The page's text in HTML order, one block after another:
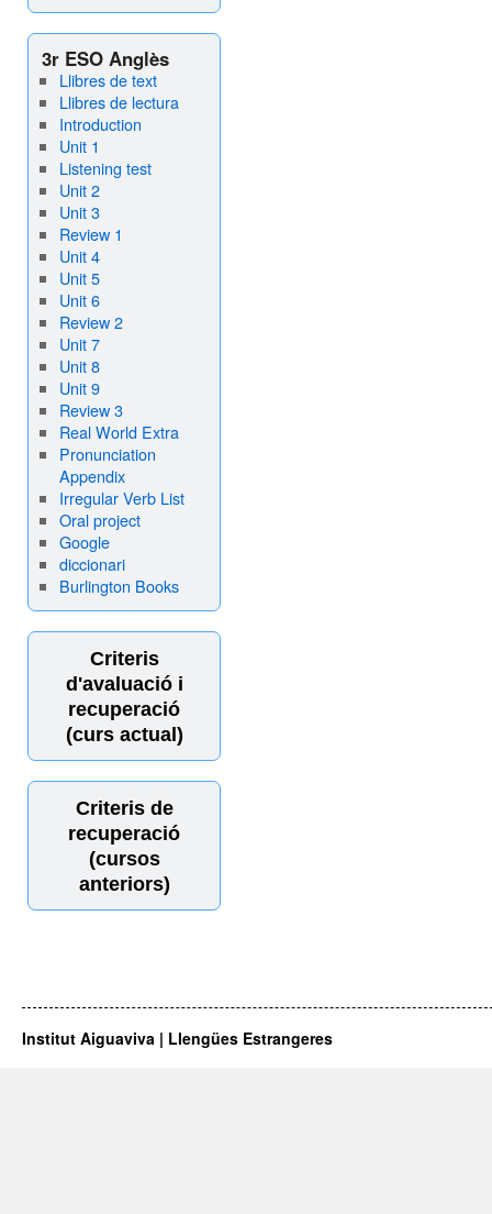
3r ESO Anglès
Llibres de text
Llibres de lectura
Introduction
Unit 1
Listening test
Unit 2
Unit 3
Review 1
Unit 4
Unit 5
Unit 6
Review 2
Unit 7
Unit 8
Unit 9
Review 3
Real World Extra
Pronunciation
Appendix
Irregular Verb List
Oral project
Google
diccionari
Burlington Books
Criteris
d'avaluació i
recuperació
(curs actual)
Criteris de
recuperació
(cursos
anteriors)
Institut Aiguaviva | Llengües Estrangeres